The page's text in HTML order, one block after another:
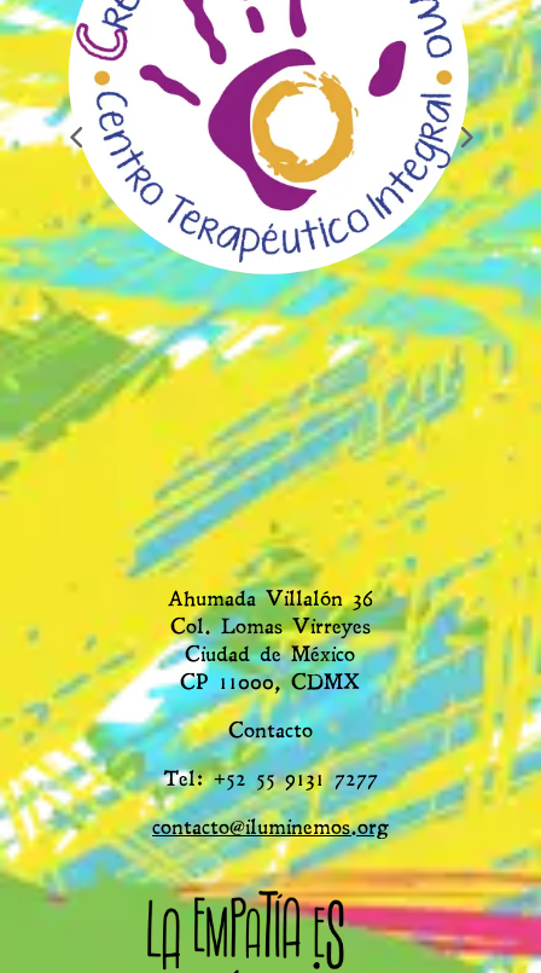
Ahumada Villalón 36
Col. Lomas Virreyes
Ciudad de México
CP 11000, CDMX
Contacto
Tel: +52 55 9131 7277
contacto@iluminemos.org